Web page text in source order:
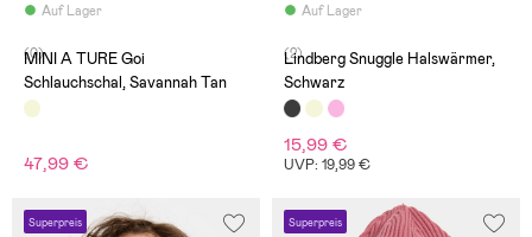
Auf Lager
(0)
MINI A TURE Goi
Schlauchschal, Savannah Tan
47,99 €
Auf Lager
(2)
Lindberg Snuggle Halswärmer,
Schwarz
15,99 €
UVP: 19,99 €
Superpreis Superpreis